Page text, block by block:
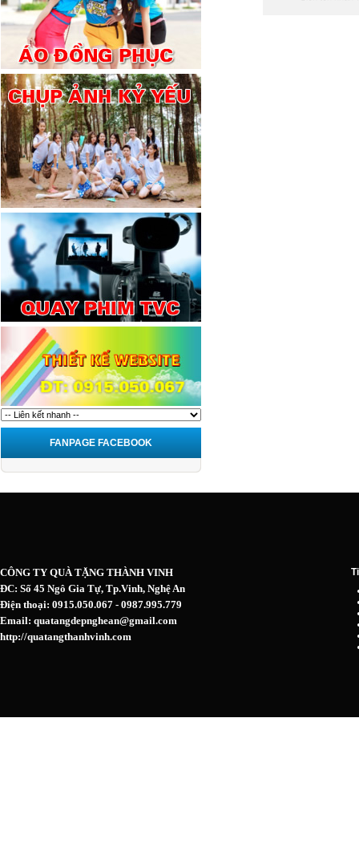
FANPAGE FACEBOOK
CÔNG TY QUÀ TẶNG THÀNH VINH
ĐC: Số 45 Ngô Gia Tự, Tp.Vinh, Nghệ An
Điện thoại: 0915.050.067 - 0987.995.779
Email: quatangdepnghean@gmail.com
http://quatangthanhvinh.com